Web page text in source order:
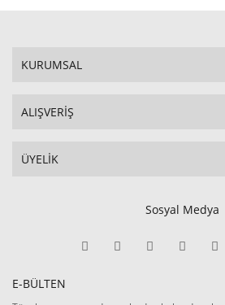
KURUMSAL
ALIŞVERİŞ
ÜYELİK
Sosyal Medya
E-BÜLTEN